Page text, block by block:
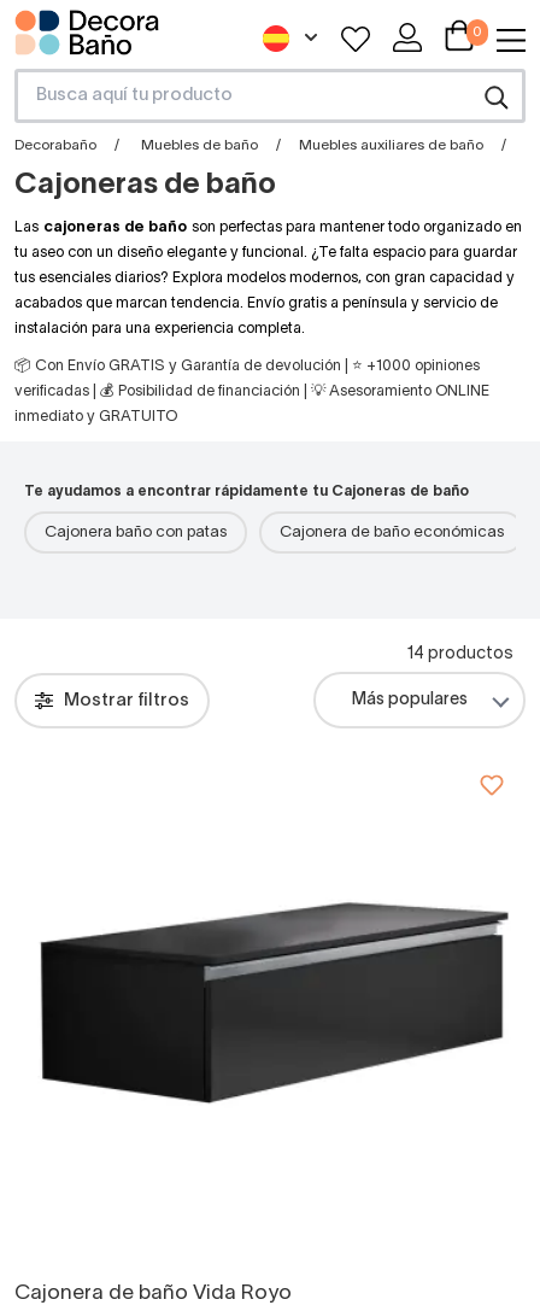
0
Decorabaño Muebles de baño Muebles auxiliares de baño
Cajoneras de baño
Las cajoneras de baño son perfectas para mantener todo organizado en
tu aseo con un diseño elegante y funcional. ¿Te falta espacio para guardar
tus esenciales diarios? Explora modelos modernos, con gran capacidad y
acabados que marcan tendencia. Envío gratis a península y servicio de
instalación para una experiencia completa.
📦 Con Envío GRATIS y Garantía de devolución | ⭐ +1000 opiniones
verificadas | 💰 Posibilidad de financiación | 💡 Asesoramiento ONLINE
inmediato y GRATUITO
Te ayudamos a encontrar rápidamente tu Cajoneras de baño
Cajonera baño con patas Cajonera de baño económicas
Mostrar filtros
14 productos
Cajonera de baño Vida Royo